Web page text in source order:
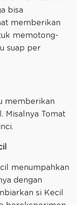
bisa
memberikan
memotong-
suap per
memberikan
Misalnya Tomat
menumpahkan
dengan
si Kecil